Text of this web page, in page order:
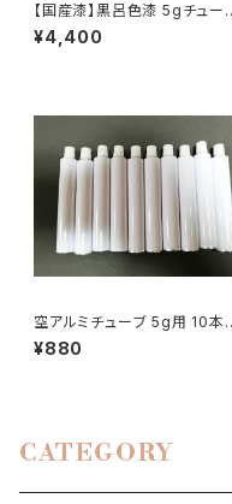
【国産漆】黒呂色漆 5gチュー
｜上塗り・漆芸用
¥4,400
空アルミチューブ 5g用 10本
ット｜漆・絵具の小分け保管用
¥880
CATEGORY